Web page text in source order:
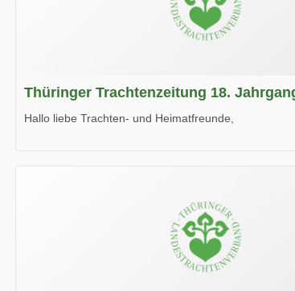
Thüringer Trachtenzeitung 18.
Hallo liebe Trachten- und Heimatfreunde,
Wir wünschen Euch viel Spaß beim Lesen.